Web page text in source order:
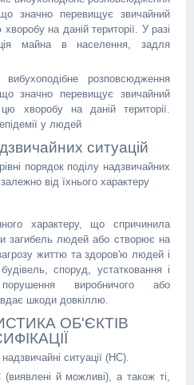
значно перевищує звичайний
на даній території. У разі
майна в населення, задля
розповсюдження
значно перевищує звичайний
хворобу на даній території.
у людей
ситуацій
порядок поділу надзвичайних
від їхнього характеру
характеру, що спричинила
загибель людей або створює на
життю та здоров'ю людей і
споруд, устатковання і
виробничого або
шкоди довкіллю.
ОБ'ЄКТІВ
ситуації (НС).
(виявлені й можливі), а також ті,